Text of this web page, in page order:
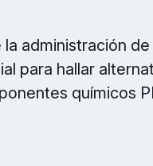
administración
para hallar
químicos